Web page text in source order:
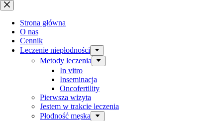
Przejdź
do
treści
Strona główna
O nas
Cennik
Leczenie niepłodności
Metody leczenia
In vitro
Inseminacja
Oncofertility
Pierwsza wizyta
Jestem w trakcie leczenia
Płodność męska